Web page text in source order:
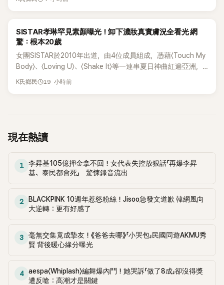
K-POP
SISTAR孝琳罕見素顏曝光！卸下濃妝真實膚況全看光 網
驚：根本20歲
女團SISTAR於2010年出道，由4位成員組成，憑藉〈Touch My
Body〉、〈Loving U〉、〈Shake It〉等一連串夏日神曲紅遍亞洲，
獲封「夏日女王」。不過，團體在出道滿7年後宣布解散，成員各
K氏鄉民 19 小時前
現在熱讀
1
李昇基105億押金拿不回！女代表失控放狠話「再爆李昇
基、泰民都會死」 驚悚錄音流出
2
BLACKPINK 10週年惹怒粉絲！Jisoo急發文道歉 韓網風向
大逆轉：更有好感了
3
毫無交集竟成摯友！《爸爸去哪》「小哭包」民國同遊AKMU秀
賢 背後暖心緣分曝光
4
aespa〈Whiplash〉編舞爆內鬥！她哭訴「做了8成」卻沒得獎
遭反嗆：高潮才是關鍵